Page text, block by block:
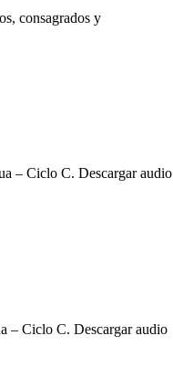
consagrados y
– Ciclo C. Descargar audio
– Ciclo C. Descargar audio